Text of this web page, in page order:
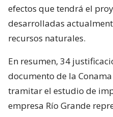
efectos que tendrá el
desarrolladas
recursos naturales.
En resumen, 34
documento de la
tramitar el estudio de
empresa Río Grande